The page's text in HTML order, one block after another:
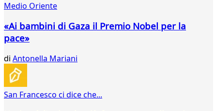
Medio Oriente
«Ai bambini di Gaza il Premio Nobel per la
pace»
di Antonella Mariani
San Francesco ci dice che...